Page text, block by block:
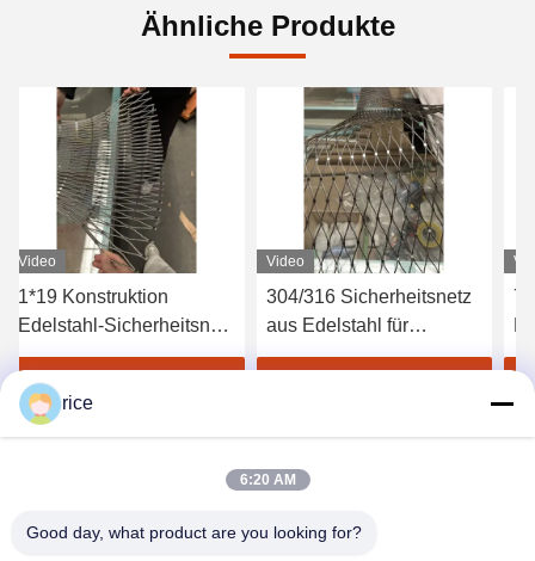
Ähnliche Produkte
Video
1*19 Konstruktion
Edelstahl-Sicherheitsnetz
zur parabolischen
Absturzsicherung in
großen Höhen
Bestpreis erhalten
Video
304/316 Sicherheitsnetz
aus Edelstahl für
Helideck-
rice
6:20 AM
Good day, what product are you looking for?